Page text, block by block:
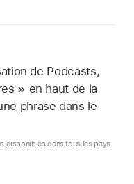
de Podcasts,
» en haut de la
phrase dans le
disponibles dans tous les pays